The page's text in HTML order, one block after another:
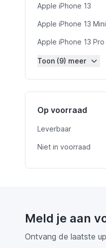
Apple iPhone 13
Apple iPhone 13 Mini
Apple iPhone 13 Pro
Toon (9) meer
Op voorraad
Leverbaar
Niet in voorraad
Meld je aan
Ontvang de laatste